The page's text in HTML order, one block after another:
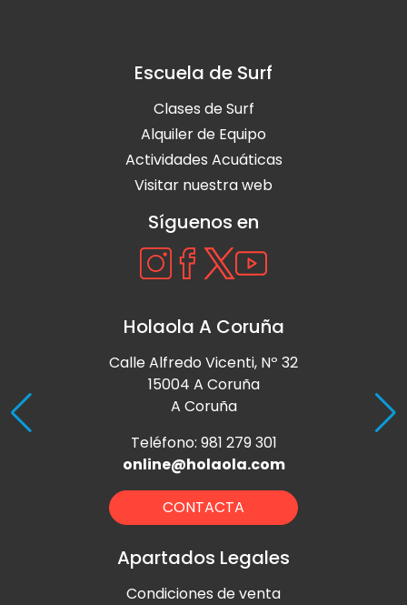
Escuela de Surf
Clases de Surf
Alquiler de Equipo
Actividades Acuáticas
Visitar nuestra web
Síguenos en
Holaola A Coruña
Calle Alfredo Vicenti, Nº 32
15004 A Coruña
A Coruña
Teléfono: 981 279 301
online@holaola.com
CONTACTA
Apartados Legales
Condiciones de venta